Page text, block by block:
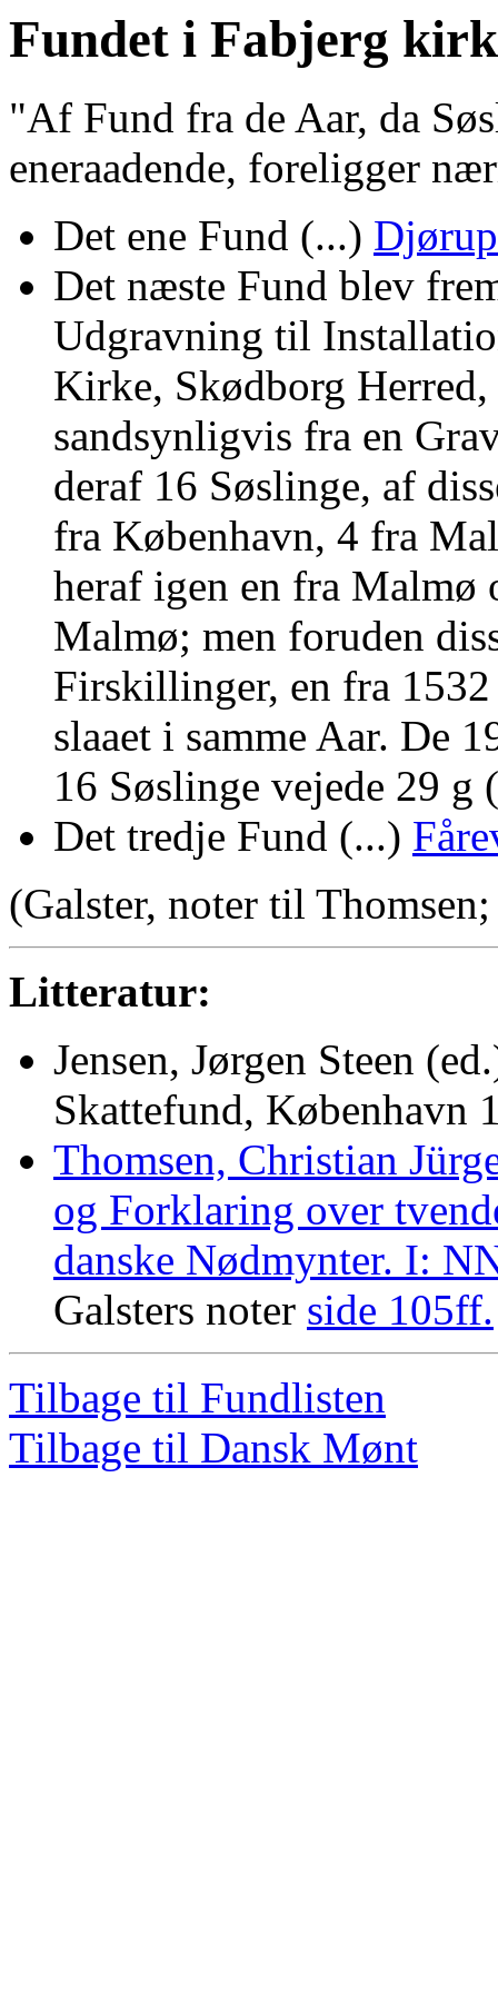
Fundet i Fabjerg
"Af Fund fra de Aar, da
eneraadende, foreligger
Det ene Fund (...) Djørup
Det næste Fund blev
Udgravning til
Kirke, Skødborg Herred,
sandsynligvis fra en
deraf 16 Søslinge, af
fra København, 4 fra
heraf igen en fra Malmø
Malmø; men foruden
Firskillinger, en fra
slaaet i samme Aar. De
16 Søslinge vejede 29 g
Det tredje Fund (...)
(Galster, noter til
Litteratur:
Jensen, Jørgen Steen
Skattefund, København
Thomsen, Christian
og Forklaring over
danske Nødmynter. I:
Galsters noter side 105ff.
Tilbage til Fundlisten
Tilbage til Dansk Mønt